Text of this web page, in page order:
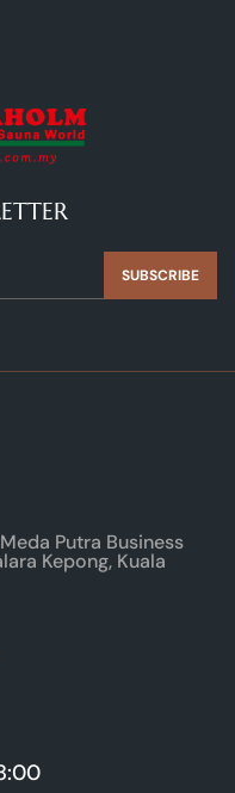
SUBSCRIBE
Putra Business
Kepong, Kuala